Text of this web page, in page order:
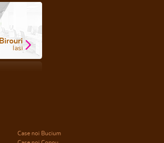
Birouri
Iasi
Case noi Bucium